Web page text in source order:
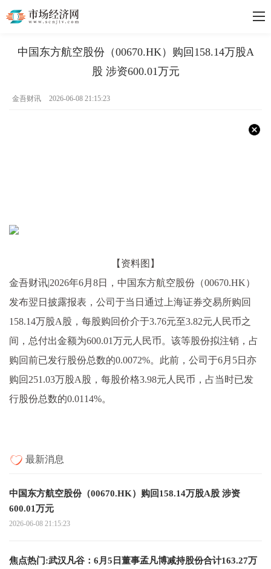
中国东方航空股份（00670.HK）购回158.14万股A
股 涉资600.01万元
金吾财讯 2026-06-08 21:15:23
【资料图】
金吾财讯|2026年6月8日，中国东方航空股份（00670.HK）
发布翌日披露报表，公司于当日通过上海证券交易所购回
158.14万股A股，每股购回价介于3.76元至3.82元人民币之
间，总付出金额为600.01万元人民币。该等股份拟注销，占
购回前已发行股份总数的0.0072%。此前，公司于6月5日亦
购回251.03万股A股，每股价格3.98元人民币，占当时已发
行股份总数的0.0114%。
最新消息
中国东方航空股份（00670.HK）购回158.14万股A股 涉资
600.01万元
2026-06-08 21:15:23
焦点热门:武汉凡谷：6月5日董事孟凡博减持股份合计163.27万